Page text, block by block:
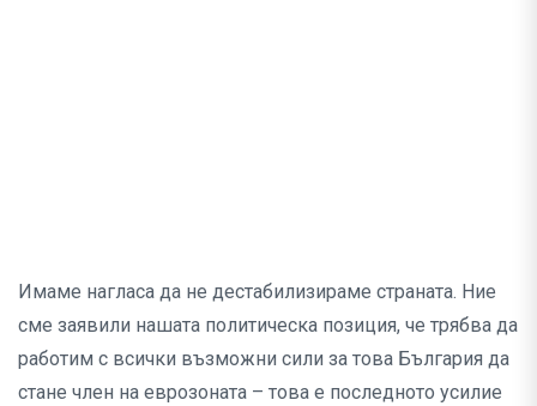
Имаме нагласа да не дестабилизираме страната. Ние
сме заявили нашата политическа позиция, че трябва да
работим с всички възможни сили за това България да
стане член на еврозоната – това е последното усилие